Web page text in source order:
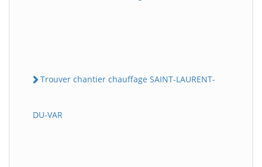
Trouver chantier chauffage SAINT-LAURENT-
DU-VAR